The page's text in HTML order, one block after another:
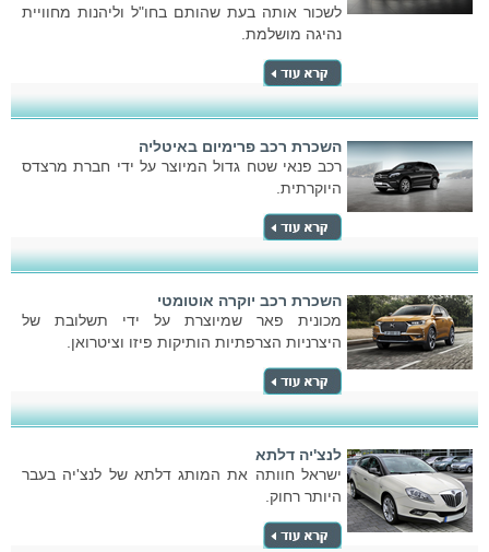
לשכור אותה בעת שהותם בחו"ל וליהנות מחוויית
נהיגה מושלמת.
השכרת רכב פרימיום באיטליה
רכב פנאי שטח גדול המיוצר על ידי חברת מרצדס
היוקרתית.
השכרת רכב יוקרה אוטומטי
מכונית פאר שמיוצרת על ידי תשלובת של
היצרניות הצרפתיות הותיקות פיזו וציטרואן.
לנצ'יה דלתא
ישראל חוותה את המותג דלתא של לנצ'יה בעבר
היותר רחוק.